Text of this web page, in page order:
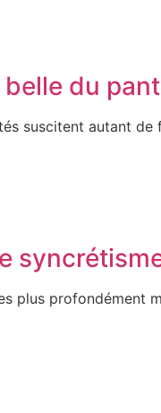
du
suscitent autant de
plus profondément